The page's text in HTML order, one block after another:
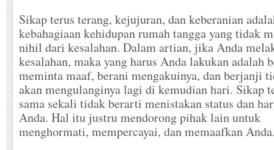
Sikap terus terang, kejujuran, dan keberanian
kebahagiaan kehidupan rumah tangga yang tidak
nihil dari kesalahan. Dalam artian, jika Anda
kesalahan, maka yang harus Anda lakukan adalah
meminta maaf, berani mengakuinya, dan berjanji
akan mengulanginya lagi di kemudian hari. Sikap
sama sekali tidak berarti menistakan status dan
Anda. Hal itu justru mendorong pihak lain untuk
menghormati, mempercayai, dan memaafkan